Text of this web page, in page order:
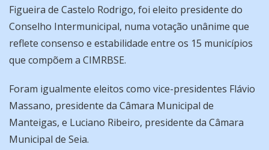
Figueira de Castelo Rodrigo, foi eleito presidente do
Conselho Intermunicipal, numa votação unânime que
reflete consenso e estabilidade entre os 15 municípios
que compõem a CIMRBSE.
Foram igualmente eleitos como vice-presidentes Flávio
Massano, presidente da Câmara Municipal de
Manteigas, e Luciano Ribeiro, presidente da Câmara
Municipal de Seia.